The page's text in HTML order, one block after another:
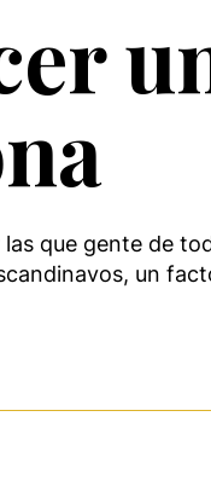
que gente de
un